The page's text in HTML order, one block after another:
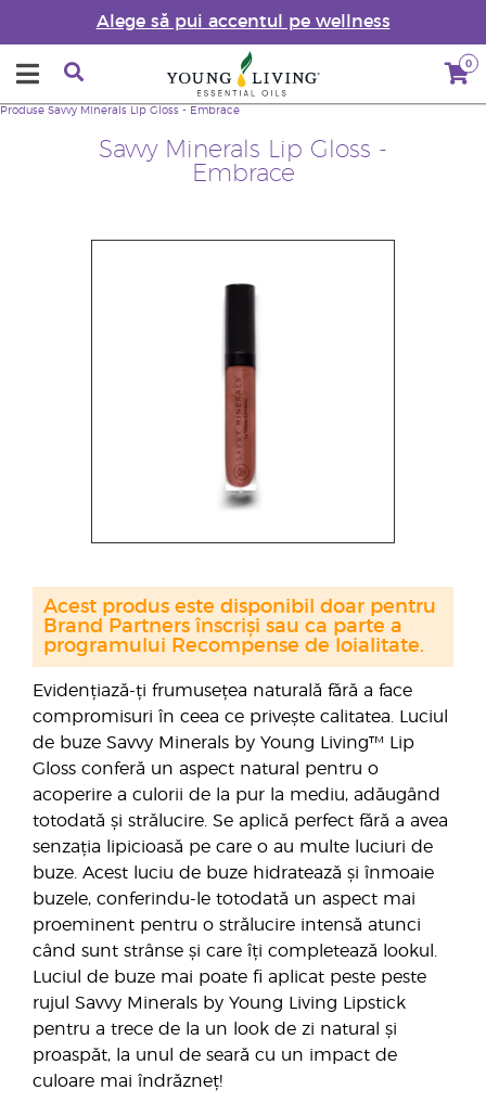
Alege să pui accentul pe wellness
0
Savvy Minerals Lip Gloss -
Embrace
Produse Savvy Minerals Lip Gloss - Embrace
Evidențiază-ți frumusețea naturală fără a face
compromisuri în ceea ce privește calitatea. Luciul
de buze Savvy Minerals by Young Living™ Lip
Gloss conferă un aspect natural pentru o
acoperire a culorii de la pur la mediu, adăugând
totodată și strălucire. Se aplică perfect fără a avea
senzația lipicioasă pe care o au multe luciuri de
buze. Acest luciu de buze hidratează și înmoaie
buzele, conferindu-le totodată un aspect mai
proeminent pentru o strălucire intensă atunci
când sunt strânse și care îți completează lookul.
Luciul de buze mai poate fi aplicat peste peste
rujul Savvy Minerals by Young Living Lipstick
pentru a trece de la un look de zi natural și
proaspăt, la unul de seară cu un impact de
culoare mai îndrăzneț!
Acest produs este disponibil doar pentru
Brand Partners înscriși sau ca parte a
programului Recompense de loialitate.